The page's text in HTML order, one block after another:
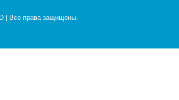
| Все права защищены.